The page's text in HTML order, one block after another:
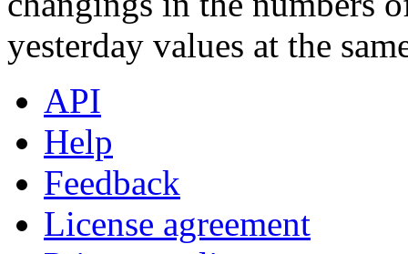
yesterday values at the
API
Help
Feedback
License agreement